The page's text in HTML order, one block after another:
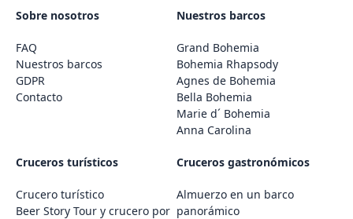
Sobre nosotros
FAQ
Nuestros barcos
GDPR
Contacto
Nuestros barcos
Grand Bohemia
Bohemia Rhapsody
Agnes de Bohemia
Bella Bohemia
Marie d´ Bohemia
Anna Carolina
Cruceros turísticos
Crucero turístico
Beer Story Tour y crucero por
Cruceros gastronómicos
Almuerzo en un barco
panorámico